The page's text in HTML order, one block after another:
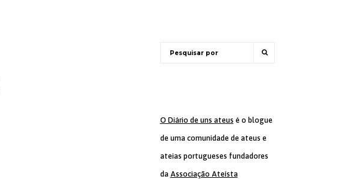
O Diário de uns ateus é o blogue
de uma comunidade de ateus e
ateias portugueses fundadores
da Associação Ateísta